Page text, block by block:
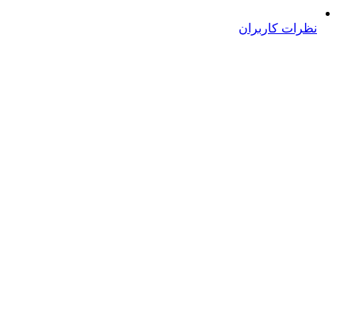
نظرات کاربران